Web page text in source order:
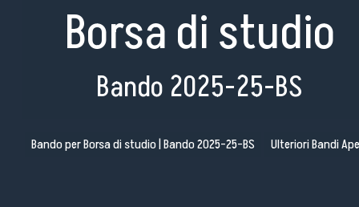
Borsa di studio
Bando 2025-25-BS
Bando per Borsa di studio | Bando 2025-25-BS Ulteriori Bandi
Chi siamo
Attività Scientifiche